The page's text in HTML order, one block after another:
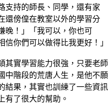
支持的師長、同學，還有家
還傍偟在教室以外的學習分
晚！」「我可以，你也可
你們可以做得比我更好！」
其實學習能力很強，只要老師
中階段的荒唐人生，是他不願
結果，其實也訓練了一些資訊
有了很大的幫助。